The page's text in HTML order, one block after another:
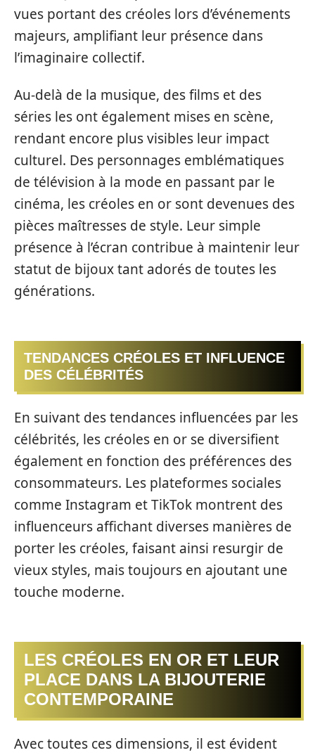
vues portant des créoles lors d’événements
majeurs, amplifiant leur présence dans
l’imaginaire collectif.
Au-delà de la musique, des films et des
séries les ont également mises en scène,
rendant encore plus visibles leur impact
culturel. Des personnages emblématiques
de télévision à la mode en passant par le
cinéma, les créoles en or sont devenues des
pièces maîtresses de style. Leur simple
présence à l’écran contribue à maintenir leur
statut de bijoux tant adorés de toutes les
générations.
TENDANCES CRÉOLES ET INFLUENCE
DES CÉLÉBRITÉS
En suivant des tendances influencées par les
célébrités, les créoles en or se diversifient
également en fonction des préférences des
consommateurs. Les plateformes sociales
comme Instagram et TikTok montrent des
influenceurs affichant diverses manières de
porter les créoles, faisant ainsi resurgir de
vieux styles, mais toujours en ajoutant une
touche moderne.
LES CRÉOLES EN OR ET LEUR
PLACE DANS LA BIJOUTERIE
CONTEMPORAINE
Avec toutes ces dimensions, il est évident